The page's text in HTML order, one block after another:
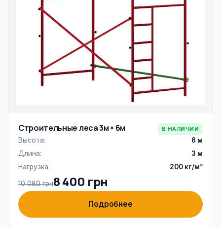
Строительные леса 3м × 6м В НАЛИЧИИ
Высота:
6 м
Длина:
3 м
Нагрузка:
200 кг/м²
10 080 грн8 400 грн
Подробнее